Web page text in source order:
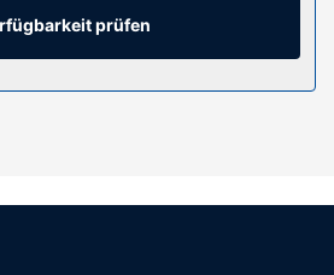
und Haartrockner verfügen.
Concierge-Service und ein
prüfen